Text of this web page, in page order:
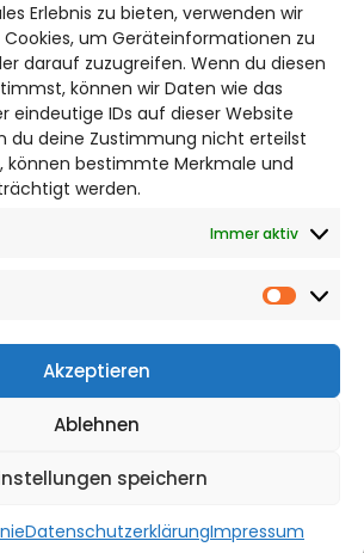
Erlebnis zu bieten, verwenden wir
um Geräteinformationen zu
darauf zuzugreifen. Wenn du diesen
können wir Daten wie das
eindeutige IDs auf dieser Website
du deine Zustimmung nicht erteilst
können bestimmte Merkmale und
werden.
Immer aktiv
Akzeptieren
Ablehnen
speichern
DatenschutzerklärungImpressum
– 65
FÜR
FACEBOOK
Theme |Viralby HashThemes